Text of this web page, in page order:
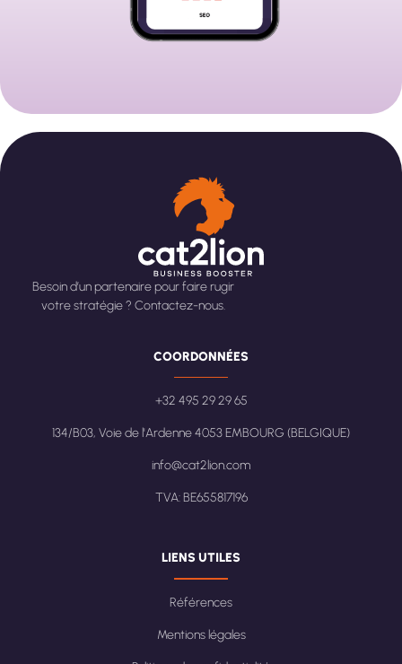
Besoin d’un partenaire pour faire rugir
votre stratégie ? Contactez-nous.
COORDONNÉES
+32 495 29 29 65
134/B03, Voie de l'Ardenne 4053 EMBOURG (BELGIQUE)
info@cat2lion.com
TVA: BE655817196
LIENS UTILES
Références
Mentions légales